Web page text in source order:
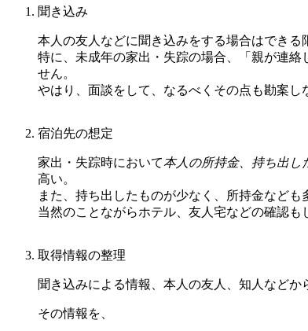
聞き込み
本人の友人などに聞き込みをする場合はできる
特に、未成年の家出・失踪の場合、「親が連
せん。
やはり、面談をして、なるべくその点も勘案し
宿泊先の想定
家出・失踪時において本人の所持金、持ち出し
高い。
また、持ち出したものが少なく、所持金など
当然のことながらホテル、友人宅などの確認も
取得情報の整理
聞き込みによる情報、本人の友人、知人などか
その情報を、